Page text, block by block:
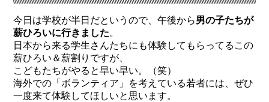
今日は学校が半日だというので、午後から男の子たちが
薪ひろいに行きました。
日本から来る学生さんたちにも体験してもらってるこの
薪ひろい＆薪割りですが、
こどもたちがやると早い早い。（笑）
海外での「ボランティア」を考えている若者には、ぜひ
一度来て体験してほしいと思います。